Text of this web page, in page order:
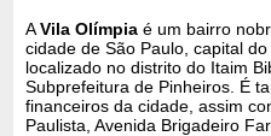
AVila Olímpia é um bairro
cidade de São Paulo, capital
localizado no distrito do Itaim
Subprefeitura de Pinheiros. É
financeiros da cidade, assim
Paulista, Avenida Brigadeiro